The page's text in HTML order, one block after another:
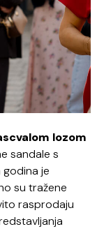
lozom
sandale s
je
su tražene
rasprodaju